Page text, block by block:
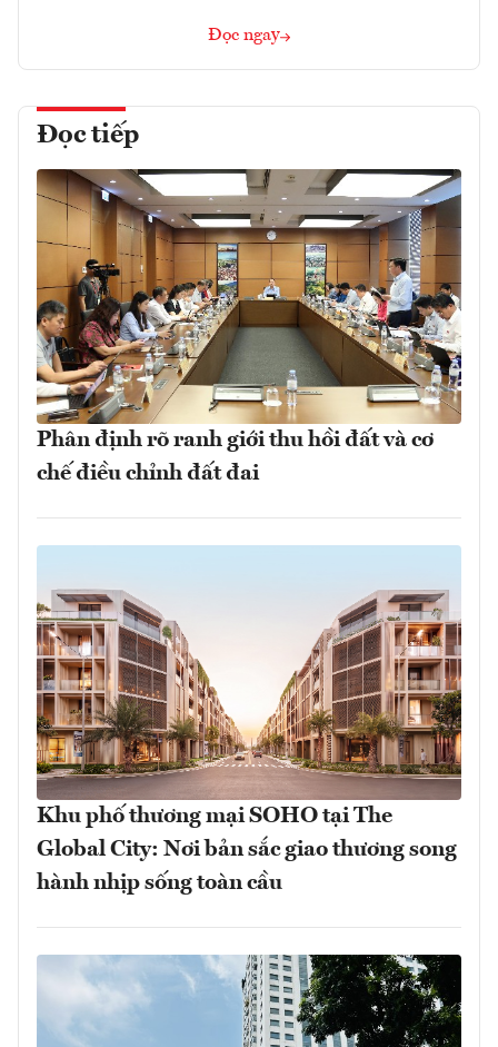
Đọc ngay
Đọc tiếp
Phân định rõ ranh giới thu hồi đất và cơ
chế điều chỉnh đất đai
Khu phố thương mại SOHO tại The
Global City: Nơi bản sắc giao thương song
hành nhịp sống toàn cầu